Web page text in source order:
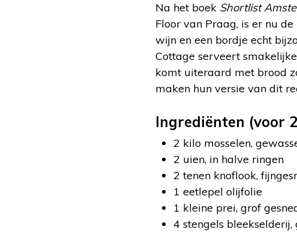
Na het boek Shortlist
Floor van Praag, is er nu
wijn en een bordje echt
Cottage serveert
komt uiteraard met brood
maken hun versie van dit
Ingrediënten (voor
2 kilo mosselen,
2 uien, in halve ringen
2 tenen knoflook,
1 eetlepel olijfolie
1 kleine prei, grof
4 stengels bleekselderij,